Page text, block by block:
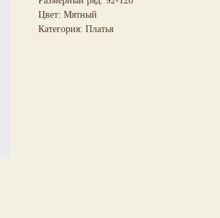
Цвет: Мятный
Категория: Платья